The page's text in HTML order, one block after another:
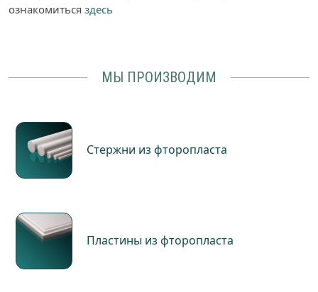
ознакомиться здесь
МЫ ПРОИЗВОДИМ
Стержни из фторопласта
Пластины из фторопласта